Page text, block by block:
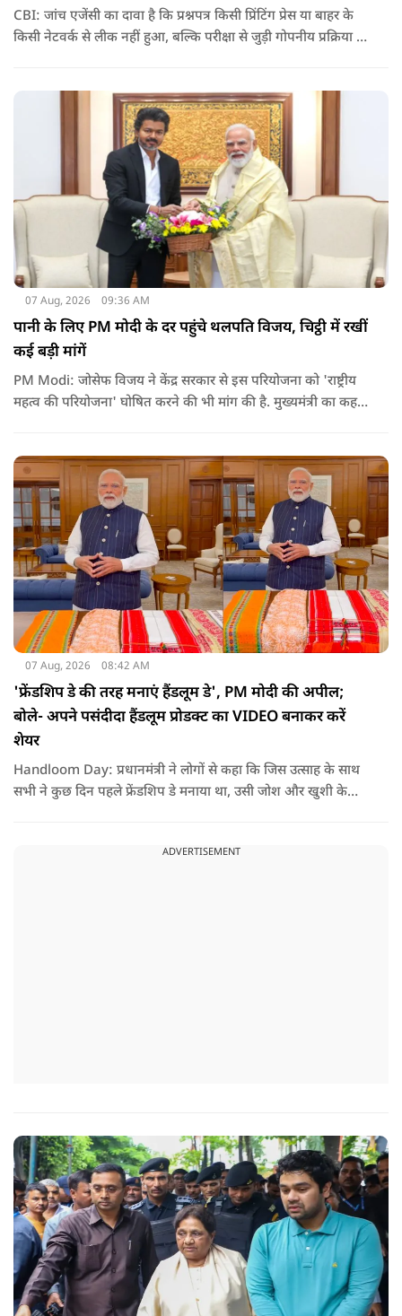
CBI: जांच एजेंसी का दावा है कि प्रश्नपत्र किसी प्रिंटिंग प्रेस या बाहर के
किसी नेटवर्क से लीक नहीं हुआ, बल्कि परीक्षा से जुड़ी गोपनीय प्रक्रिया में
07 Aug, 2026 09:36 AM
पानी के लिए PM मोदी के दर पहुंचे थलपति विजय, चिट्ठी में रखीं
कई बड़ी मांगें
PM Modi: जोसेफ विजय ने केंद्र सरकार से इस परियोजना को 'राष्ट्रीय
महत्व की परियोजना' घोषित करने की भी मांग की है. मुख्यमंत्री का कहना
की समस्या को काफी हद तक कम किया जा सकता है.
07 Aug, 2026 08:42 AM
'फ्रेंडशिप डे की तरह मनाएं हैंडलूम डे', PM मोदी की अपील;
बोले- अपने पसंदीदा हैंडलूम प्रोडक्ट का VIDEO बनाकर करें
शेयर
Handloom Day: प्रधानमंत्री ने लोगों से कहा कि जिस उत्साह के साथ
सभी ने कुछ दिन पहले फ्रेंडशिप डे मनाया था, उसी जोश और खुशी के
ADVERTISEMENT